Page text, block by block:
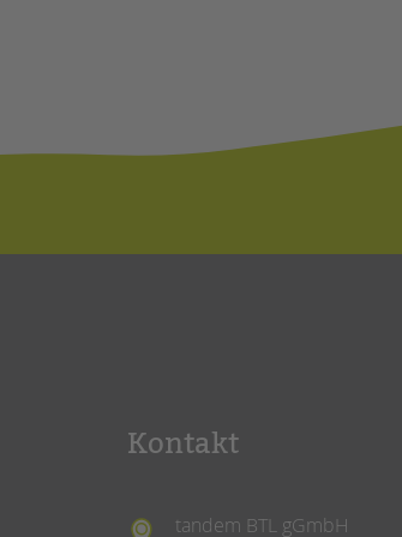
Kontakt
tandem BTL gGmbH